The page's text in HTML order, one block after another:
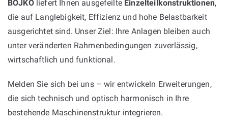
BOJKOliefert Ihnen ausgefeilte Einzelteilkonstruktionen,
die auf Langlebigkeit, Effizienz und hohe Belastbarkeit
ausgerichtet sind. Unser Ziel: Ihre Anlagen bleiben auch
unter veränderten Rahmenbedingungen zuverlässig,
wirtschaftlich und funktional.
Melden Sie sich bei uns – wir entwickeln Erweiterungen,
die sich technisch und optisch harmonisch in Ihre
bestehende Maschinenstruktur integrieren.